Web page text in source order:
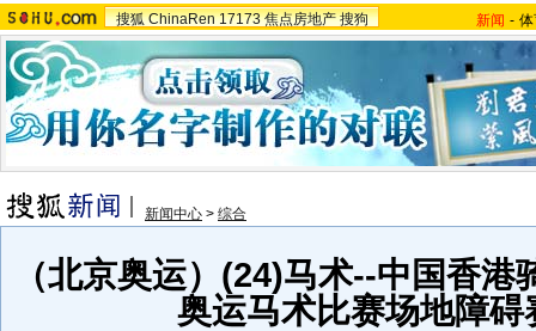
搜狐 ChinaRen 17173 焦点房地产 搜狗 新闻 -
新闻中心 > 综合
（北京奥运）(24)马术--中国香港
奥运马术比赛场地障碍